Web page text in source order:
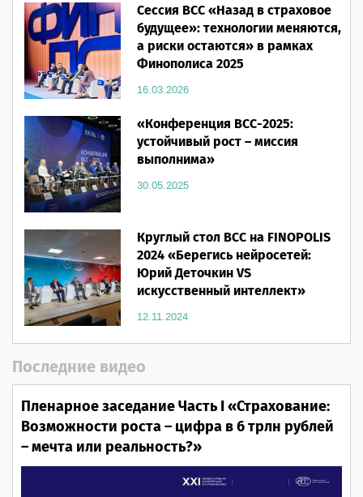
Сессия ВСС «Назад в страховое
будущее»: технологии меняются,
а риски остаются» в рамках
Финополиса 2025
16.03.2026
«Конференция ВСС-2025:
устойчивый рост – миссия
выполнима»
30.05.2025
Круглый стол ВСС на FINOPOLIS
2024 «Берегись нейросетей:
Юрий Деточкин VS
искусственный интеллект»
12.11.2024
Последние видео
Пленарное заседание Часть I «Страхование:
Возможности роста – цифра в 6 трлн рублей
– мечта или реальность?»